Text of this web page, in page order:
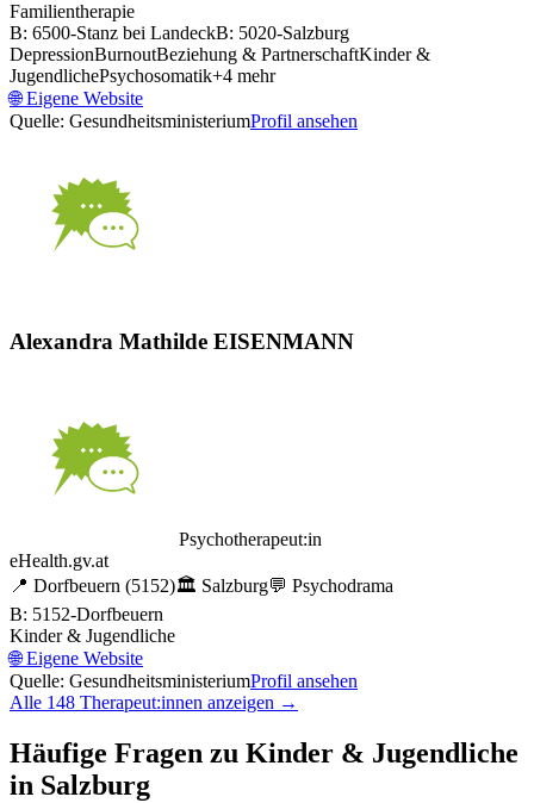
Familientherapie
B: 6500-Stanz bei LandeckB: 5020-Salzburg
DepressionBurnoutBeziehung & PartnerschaftKinder &
JugendlichePsychosomatik+4 mehr
🌐Eigene Website
Quelle: GesundheitsministeriumProfil ansehen
Alexandra Mathilde EISENMANN
Psychotherapeut:in
eHealth.gv.at
📍 Dorfbeuern (5152)🏛️ Salzburg💬 Psychodrama
B: 5152-Dorfbeuern
Kinder & Jugendliche
🌐Eigene Website
Quelle: GesundheitsministeriumProfil ansehen
Alle 148 Therapeut:innen anzeigen →
Häufige Fragen zu Kinder & Jugendliche
in Salzburg